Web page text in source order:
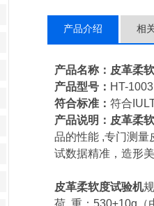
产品介绍 相
产品名称：皮革柔
产品型号： HT-1003
符合标准： 符合
产品说明：皮革柔
品的性能 ,专门测量
试数据精准，造形
皮革柔软度试验机
荷 重： 530±10g